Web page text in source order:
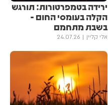
ירידה בטמפרטורות: תורגש
הקלה בעומסי החום -
בשבת מתחמם
אלי קליין 24.07.26